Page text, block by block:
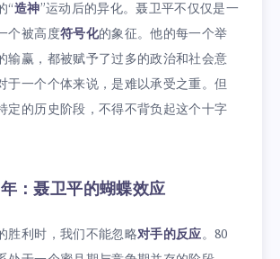
“造神”运动后的异化。聂卫平不仅仅是一
个被高度符号化的象征。他的每一个举
输赢，都被赋予了过多的政治和社会意
于一个个体来说，是难以承受之重。但
定的历史阶段，不得不背负起这个十字
：聂卫平的蝴蝶效应
胜利时，我们不能忽略对手的反应。80